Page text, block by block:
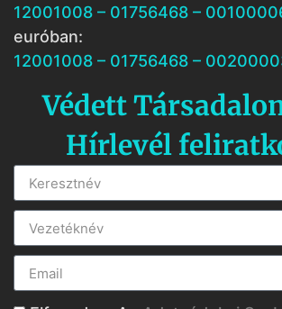
12001008 – 01756468 –
euróban:
12001008 – 01756468 –
Védett
Hírlevél